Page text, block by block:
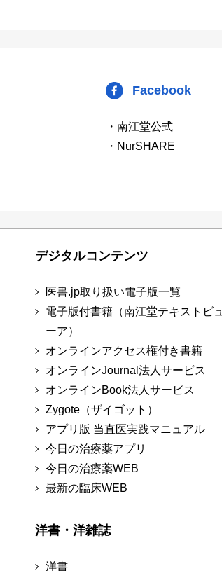
Facebook
・南江堂公式
・NurSHARE
デジタルコンテンツ
医書.jp取り扱い電子版一覧
電子版付書籍（南江堂テキストビュ
ーア）
オンラインアクセス権付き書籍
オンラインJournal法人サービス
オンラインBook法人サービス
Zygote（ザイゴット）
アプリ版 当直医実践マニュアル
今日の治療薬アプリ
今日の治療薬WEB
最新の臨床WEB
洋書・洋雑誌
洋書